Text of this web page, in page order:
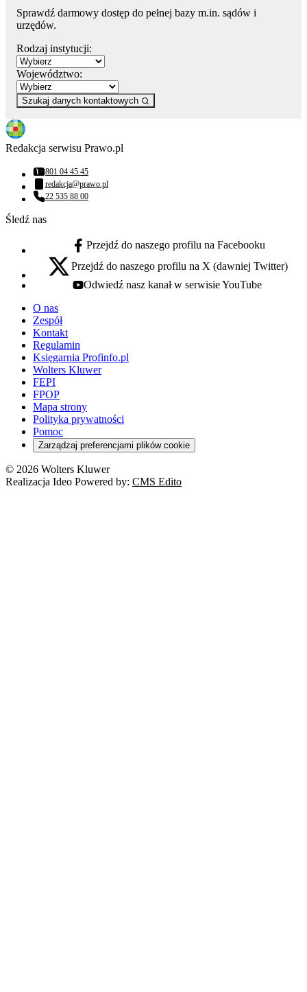
Sprawdź darmowy dostęp do pełnej bazy m.in. sądów i
urzędów.
Rodzaj instytucji:
Województwo:
Szukaj danych kontaktowych
Redakcja serwisu Prawo.pl
Numer telefonu:
801 04 45 45
Adres email:
redakcja@prawo.pl
Numer telefonu:
22 535 88 00
Śledź nas
facebook - otwiera się w nowej karcie
Przejdź do naszego profilu na Facebooku
x - otwiera się w nowej karcie
Przejdź do naszego profilu na X (dawniej Twitter)
youtube - otwiera się w nowej karcie
Odwiedź nasz kanał w serwisie YouTube
O nas
Zespół
Kontakt
Regulamin
Księgarnia Profinfo.pl
Wolters Kluwer
FEPI
FPOP
Mapa strony
Polityka prywatności
Pomoc
Zarządzaj preferencjami plików cookie
© 2026 Wolters Kluwer
Realizacja Ideo Powered by: CMS Edito